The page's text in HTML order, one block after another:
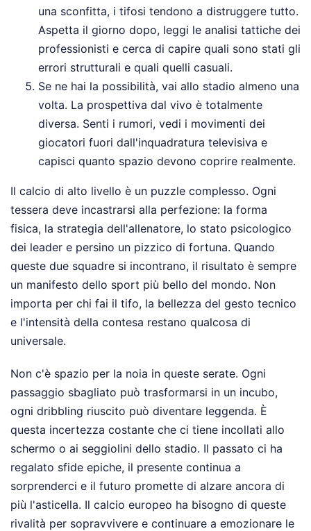
una sconfitta, i tifosi tendono a distruggere tutto.
Aspetta il giorno dopo, leggi le analisi tattiche dei
professionisti e cerca di capire quali sono stati gli
errori strutturali e quali quelli casuali.
Se ne hai la possibilità, vai allo stadio almeno una
volta. La prospettiva dal vivo è totalmente
diversa. Senti i rumori, vedi i movimenti dei
giocatori fuori dall'inquadratura televisiva e
capisci quanto spazio devono coprire realmente.
Il calcio di alto livello è un puzzle complesso. Ogni
tessera deve incastrarsi alla perfezione: la forma
fisica, la strategia dell'allenatore, lo stato psicologico
dei leader e persino un pizzico di fortuna. Quando
queste due squadre si incontrano, il risultato è sempre
un manifesto dello sport più bello del mondo. Non
importa per chi fai il tifo, la bellezza del gesto tecnico
e l'intensità della contesa restano qualcosa di
universale.
Non c'è spazio per la noia in queste serate. Ogni
passaggio sbagliato può trasformarsi in un incubo,
ogni dribbling riuscito può diventare leggenda. È
questa incertezza costante che ci tiene incollati allo
schermo o ai seggiolini dello stadio. Il passato ci ha
regalato sfide epiche, il presente continua a
sorprenderci e il futuro promette di alzare ancora di
più l'asticella. Il calcio europeo ha bisogno di queste
rivalità per sopravvivere e continuare a emozionare le